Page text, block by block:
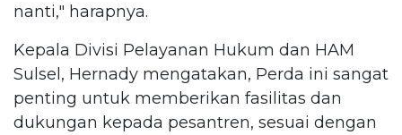
nanti," harapnya.
Kepala Divisi Pelayanan Hukum dan HAM
Sulsel, Hernady mengatakan, Perda ini sangat
penting untuk memberikan fasilitas dan
dukungan kepada pesantren, sesuai dengan